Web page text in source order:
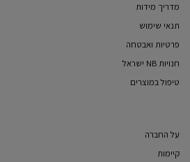
מדריך מידות
תנאי שימוש
פרטיות ואבטחה
חנויות NB ישראל
טיפול במוצרים
על החברה
קיימות